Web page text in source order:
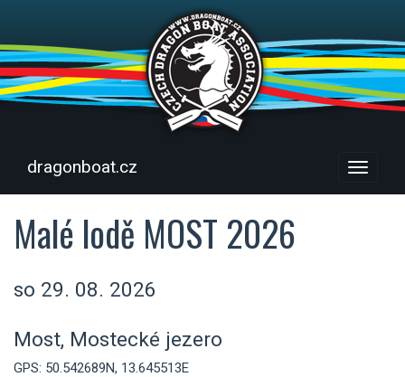
Menu
dragonboat.cz
Malé lodě MOST 2026
so 29. 08. 2026
Most, Mostecké jezero
GPS: 50.542689N, 13.645513E